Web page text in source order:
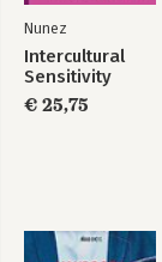
Nunez
Intercultural
Sensitivity
€ 25,75